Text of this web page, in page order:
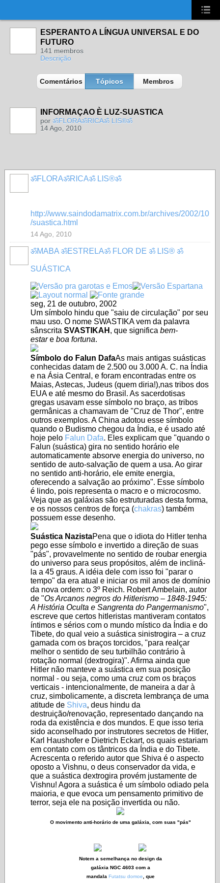
ESPERANTO A LÍNGUA UNIVERSAL E DO
FUTURO
141 membros
Descrição
Comentários Tópicos Membros
INFORMAÇAO È LUZ-SUASTICA
por ॐFLORAॐRICAॐ LIS®ॐ
14 Ago, 2010
ॐFLORAॐRICAॐ LIS®ॐ
http://www.saindodamatrix.com.br/archives/2002/10
/suastica.html
14 Ago, 2010
ॐMABA ॐESTRELAॐ FLOR DE ॐ LIS® ॐ
SUÁSTICA
seg, 21 de outubro, 2002
Um símbolo hindu que "saiu de circulação" por seu
mau uso. O nome SWASTIKA vem da palavra
sânscrita SVASTIKAH , que significa bem-
estare boa fortuna.
Símbolo do Falun DafaAs mais antigas suásticas
conhecidas datam de 2.500 ou 3.000 A. C. na Índia
e na Ásia Central, e foram encontradas entre os
Maias, Astecas, Judeus (quem diria!),nas tribos dos
EUA e até mesmo do Brasil. As sacerdotisas
gregas usavam esse símbolo no braço, as tribos
germânicas a chamavam de "Cruz de Thor", entre
outros exemplos. A China adotou esse símbolo
quando o Budismo chegou da Índia, e é usado até
hoje pelo Falun Dafa. Eles explicam que "quando o
Falun (suástica) gira no sentido horário ele
automaticamente absorve energia do universo, no
sentido de auto-salvação de quem a usa. Ao girar
no sentido anti-horário, ele emite energia,
oferecendo a salvação ao próximo". Esse símbolo
é lindo, pois representa o macro e o microcosmo.
Veja que as galáxias são estruturadas desta forma,
e os nossos centros de força (chakras) também
possuem esse desenho.
Suástica NazistaPena que o idiota do Hitler tenha
pego esse símbolo e invertido a direção de suas
"pás", provavelmente no sentido de roubar energia
do universo para seus propósitos, além de incliná-
la a 45 graus. A idéia dele com isso foi "parar o
tempo" da era atual e iniciar os mil anos de domínio
da nova ordem: o 3º Reich. Robert Ambelain, autor
de "Os Arcanos negros do Hitlerismo – 1848-1945:
A História Oculta e Sangrenta do Pangermanismo",
escreve que certos hitleristas mantiveram contatos
íntimos e sérios com o mundo místico da Índia e do
Tibete, do qual veio a suástica sinistrogira – a cruz
gamada com os braços torcidos, "para realçar
melhor o sentido de seu turbilhão contrário à
rotação normal (dextrogira)". Afirma ainda que
Hitler não manteve a suástica em sua posição
normal - ou seja, como uma cruz com os braços
verticais - intencionalmente, de maneira a dar à
cruz, simbolicamente, a discreta lembrança de uma
atitude de Shiva, deus hindu da
destruição/renovação, representado dançando na
roda da existência e dos mundos. E que isso teria
sido aconselhado por instrutores secretos de Hitler,
Karl Haushofer e Dietrich Eckart, os quais estariam
em contato com os tântricos da Índia e do Tibete.
Acrescenta o referido autor que Shiva é o aspecto
oposto a Vishnu, o deus conservador da vida, e
que a suástica dextrogira provém justamente de
Vishnu! Agora a suástica é um símbolo odiado pela
maioria, e que evoca um pensamento primitivo de
terror, seja ele na posição invertida ou não.
O movimento anti-horário de uma galáxia, com suas "pás"
Notem a semelhança no design da
galáxia NGC 4603 com a
mandala Futatsu domoe , que